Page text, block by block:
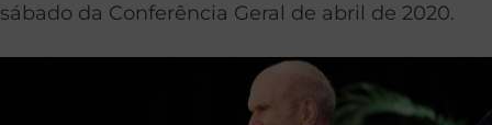
sábado da Conferência Geral de abril de 2020.